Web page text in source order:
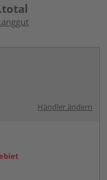
Händler ändern